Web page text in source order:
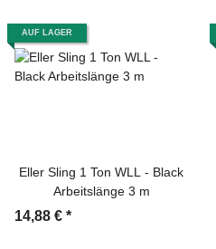
AUF LAGER
Eller Sling 1 Ton WLL - Black
Arbeitslänge 3 m
14,88 € *